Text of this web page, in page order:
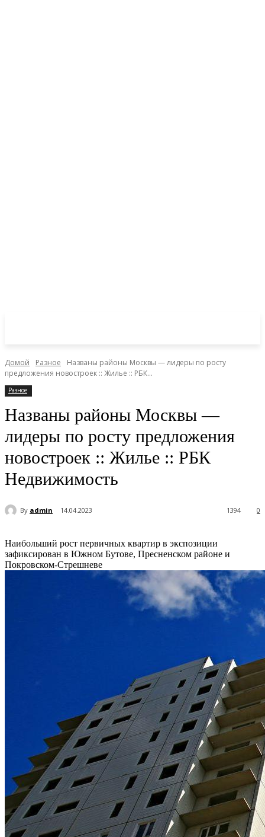
Домой Разное
Названы районы Москвы — лидеры по росту
предложения новостроек :: Жилье :: РБК...
Разное
Названы районы Москвы —
лидеры по росту предложения
новостроек :: Жилье :: РБК
Недвижимость
By admin 14.04.2023 0
1394
Наибольший рост первичных квартир в экспозиции
зафиксирован в Южном Бутове, Пресненском районе и
Покровском-Стрешневе